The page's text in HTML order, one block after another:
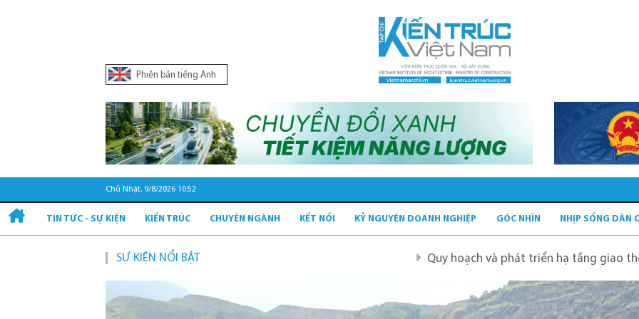
Phiên bản tiếng Anh
Chủ Nhật, 9/8/2026 10:52
TIN TỨC - SỰ KIỆN KIẾN TRÚC CHUYÊN NGÀNH KẾT NỐI KỶ NGUYÊN DOANH NGHIỆP GÓC NHÌN NHỊP SỐNG DÂN
SỰ KIỆN NỔI BẬT Quy hoạch và phát triển hạ tầng giao thông tĩnh xanh